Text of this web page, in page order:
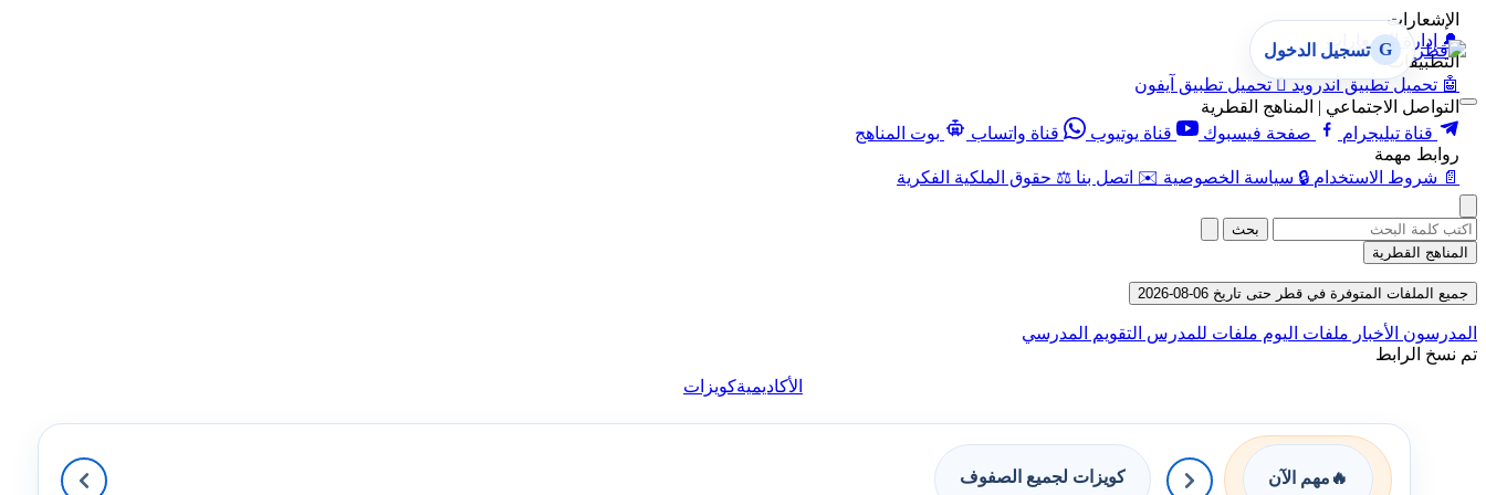
الإشعارات
🔔 إدارة الإشعارات
التطبيقات
🤖 تحميل تطبيق أندرويد  تحميل تطبيق آيفون
التواصل الاجتماعي | المناهج القطرية
قناة تيليجرام
صفحة فيسبوك قناة يوتيوب قناة واتساب
بوت المناهج
روابط مهمة
📄 شروط الاستخدام 🔒 سياسة الخصوصية ✉️ اتصل بنا ⚖️ حقوق الملكية الفكرية
G تسجيل الدخول
بحث
المناهج القطرية
جميع الملفات المتوفرة في قطر حتى تاريخ 06-08-2026
المدرسون الأخبار ملفات اليوم ملفات للمدرس التقويم المدرسي
تم نسخ الرابط
الأكاديميةكويزات
🔥 مهم الآن كويزات لجميع الصفوف